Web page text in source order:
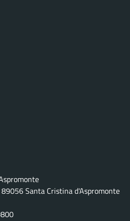
Santa Cristina d'Aspromonte